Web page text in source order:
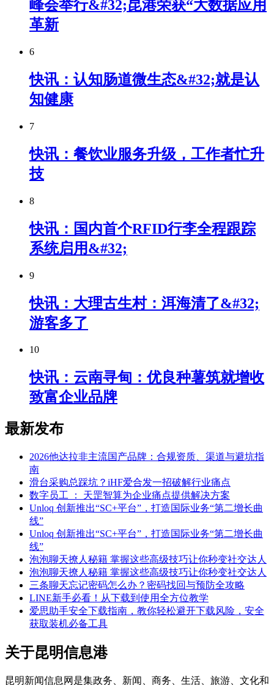
峰会举行&#32;昆港荣获“大数据应用
革新
6
快讯：认知肠道微生态&#32;就是认
知健康
7
快讯：餐饮业服务升级，工作者忙升
技
8
快讯：国内首个RFID行李全程跟踪
系统启用&#32;
9
快讯：大理古生村：洱海清了&#32;
游客多了
10
快讯：云南寻甸：优良种薯筑就增收
致富企业品牌
最新发布
2026他达拉非主流国产品牌：合规资质、渠道与避坑指
南
滑台采购总踩坑？iHF爱合发一招破解行业痛点
数字员工 ： 天罡智算为企业痛点提供解决方案
Unloq 创新推出“SC+平台”，打造国际业务“第二增长曲
线”
Unloq 创新推出“SC+平台”，打造国际业务“第二增长曲
线”
泡泡聊天撩人秘籍 掌握这些高级技巧让你秒变社交达人
泡泡聊天撩人秘籍 掌握这些高级技巧让你秒变社交达人
三条聊天忘记密码怎么办？密码找回与预防全攻略
LINE新手必看！从下载到使用全方位教学
爱思助手安全下载指南，教你轻松避开下载风险，安全
获取装机必备工具
关于昆明信息港
昆明新闻信息网是集政务、新闻、商务、生活、旅游、文化和